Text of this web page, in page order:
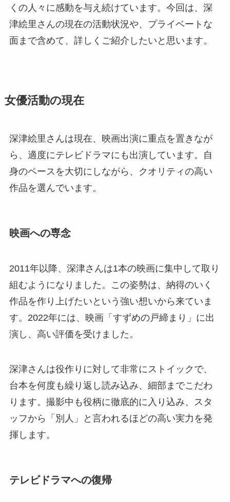
くの人々に感動を与え続けています。今回は、深
津絵里さんの現在の活動状況や、プライベートな
面まで含めて、詳しくご紹介したいと思います。
女優活動の現在
深津絵里さんは現在、映画出演に重点を置きなが
ら、適度にテレビドラマにも出演しています。自
身のペースを大切にしながら、クオリティの高い
作品を選んでいます。
映画への専念
2011年以降、深津さんは1本の映画に集中して取り
組むようになりました。この姿勢は、納得のいく
作品を作り上げたいという強い想いから来ていま
す。2022年には、映画「すずめの戸締まり」に出
演し、高い評価を受けました。
深津さんは役作りに対して非常にストイックで、
台本を何度も繰り返し読み込み、細部までこだわ
ります。撮影中も役柄に徹底的に入り込み、スタ
ッフから「別人」と言われるほどの高い実力を発
揮します。
テレビドラマへの復帰